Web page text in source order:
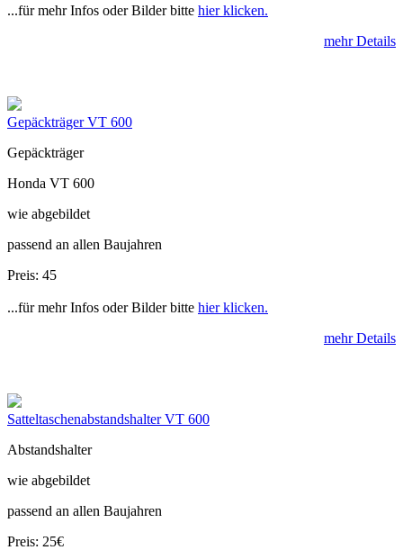
...für mehr Infos oder Bilder bitte hier klicken.
mehr Details
Gepäckträger VT 600
Gepäckträger
Honda VT 600
wie abgebildet
passend an allen Baujahren
Preis: 45
...für mehr Infos oder Bilder bitte hier klicken.
mehr Details
Satteltaschenabstandshalter VT 600
Abstandshalter
wie abgebildet
passend an allen Baujahren
Preis: 25€